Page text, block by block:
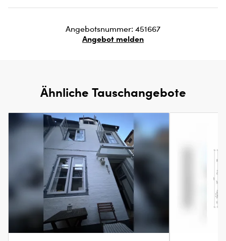
Angebotsnummer: 451667
Angebot melden
Ähnliche Tauschangebote